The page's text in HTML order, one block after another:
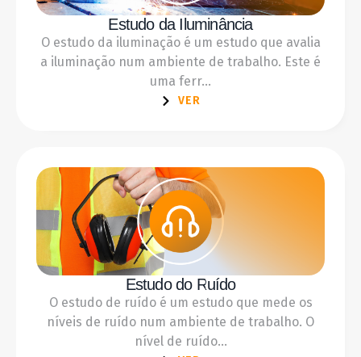
Estudo da Iluminância
O estudo da iluminação é um estudo que avalia
a iluminação num ambiente de trabalho. Este é
uma ferr...
VER
Estudo do Ruído
O estudo de ruído é um estudo que mede os
níveis de ruído num ambiente de trabalho. O
nível de ruído...